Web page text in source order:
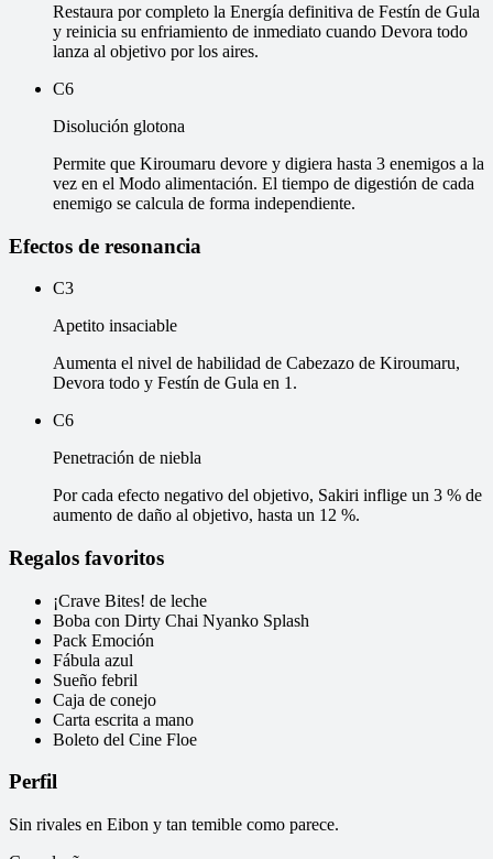
Restaura por completo la Energía definitiva de Festín de Gula
y reinicia su enfriamiento de inmediato cuando Devora todo
lanza al objetivo por los aires.
C6
Disolución glotona
Permite que Kiroumaru devore y digiera hasta 3 enemigos a la
vez en el Modo alimentación. El tiempo de digestión de cada
enemigo se calcula de forma independiente.
Efectos de resonancia
C3
Apetito insaciable
Aumenta el nivel de habilidad de Cabezazo de Kiroumaru,
Devora todo y Festín de Gula en 1.
C6
Penetración de niebla
Por cada efecto negativo del objetivo, Sakiri inflige un 3 % de
aumento de daño al objetivo, hasta un 12 %.
Regalos favoritos
¡Crave Bites! de leche
Boba con Dirty Chai Nyanko Splash
Pack Emoción
Fábula azul
Sueño febril
Caja de conejo
Carta escrita a mano
Boleto del Cine Floe
Perfil
Sin rivales en Eibon y tan temible como parece.